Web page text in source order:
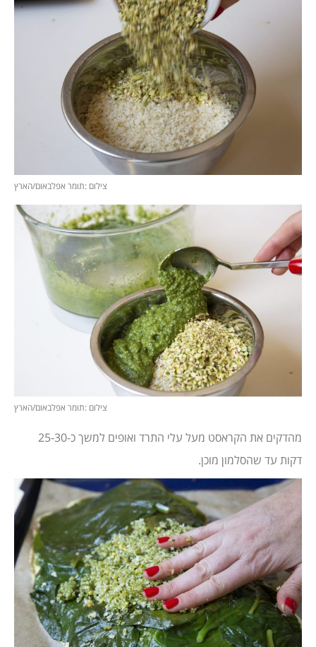
צילום :תומר אפלבאום/הארץ
צילום :תומר אפלבאום/הארץ
מהדקים את הקראסט מעל עלי התרד ואופים למשך כ-25-30
דקות עד שהסלמון מוכן.